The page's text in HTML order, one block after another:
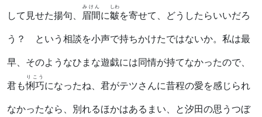
して見せた揚句、 眉間
みけん
に皺
しわ
を寄せて、どうしたらいいだろ
う？ という相談を小声で持ちかけたではないか。私は最
早、そのようなひまな遊戯には同情が持てなかったので、
君も悧巧
りこう
になったね、君がテツさんに昔程の愛を感じられ
なかったなら、別れるほかはあるまい、と汐田の思うつぼ